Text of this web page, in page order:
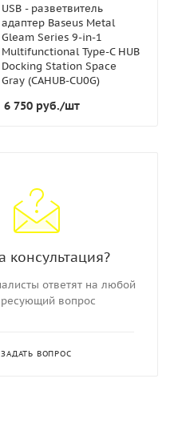
USB - разветвитель
адаптер Baseus Metal
Gleam Series 9-in-1
Multifunctional Type-C HUB
Docking Station Space
Gray (CAHUB-CU0G)
6 750 руб./шт
консультация?
ответят на любой
вопрос
ЗАДАТЬ ВОПРОС